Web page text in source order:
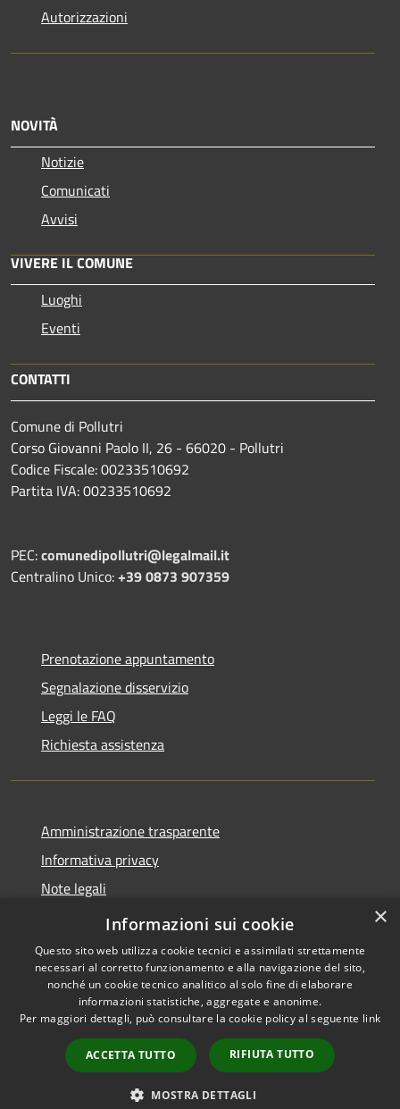
Autorizzazioni
NOVITÀ
Notizie
Comunicati
Avvisi
VIVERE IL COMUNE
Luoghi
Eventi
CONTATTI
Comune di Pollutri
Corso Giovanni Paolo II, 26 - 66020 - Pollutri
Codice Fiscale: 00233510692
Partita IVA: 00233510692
PEC:comunedipollutri@legalmail.it
Centralino Unico:+39 0873 907359
Prenotazione appuntamento
Segnalazione disservizio
Leggi le FAQ
Richiesta assistenza
Amministrazione trasparente
Informativa privacy
Note legali
Dichiarazione di accessibilità
Accessibilità
Copyright © 2026 • Comune di
Pollutri • Powered by
Municipium•
Accesso
redazione
×
Informazioni sui cookie
Questo sito web utilizza cookie tecnici e assimilati strettamente
necessari al corretto funzionamento e alla navigazione del sito,
nonché un cookie tecnico analitico al solo fine di elaborare
informazioni statistiche, aggregate e anonime.
Per maggiori dettagli, può consultare la cookie policy al seguente link
ACCETTA TUTTO RIFIUTA TUTTO
MOSTRA DETTAGLI